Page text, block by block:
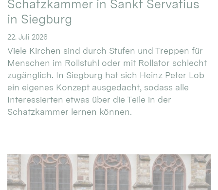
Schatzkammer in Sankt Servatius
in Siegburg
22. Juli 2026
Viele Kirchen sind durch Stufen und Treppen für
Menschen im Rollstuhl oder mit Rollator schlecht
zugänglich. In Siegburg hat sich Heinz Peter Lob
ein eigenes Konzept ausgedacht, sodass alle
Interessierten etwas über die Teile in der
Schatzkammer lernen können.